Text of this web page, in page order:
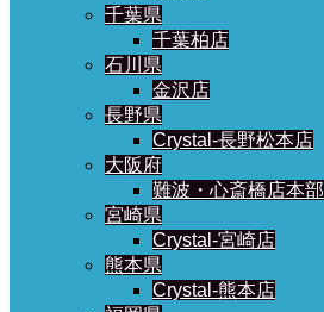
千葉県
千葉柏店
石川県
金沢店
長野県
Crystal-長野松本店
大阪府
難波・心斎橋店本部
宮崎県
Crystal-宮崎店
熊本県
Crystal-熊本店